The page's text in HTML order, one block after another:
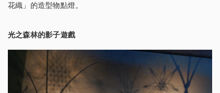
花織」的造型物點燈。
光之森林的影子遊戲